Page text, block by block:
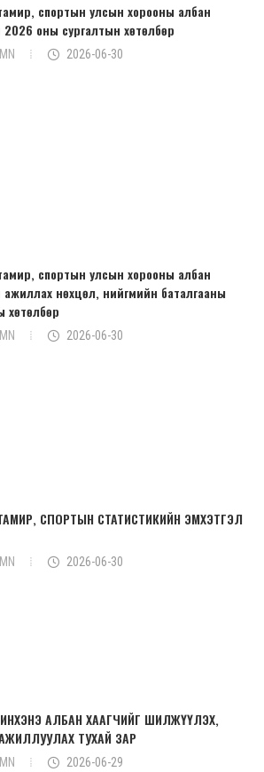
спортын улсын хорооны албан
2026 оны сургалтын хөтөлбөр
2026-06-30
спортын улсын хорооны албан
ажиллах нөхцөл, нийгмийн баталгааны
хөтөлбөр
2026-06-30
СПОРТЫН СТАТИСТИКИЙН ЭМХЭТГЭЛ
2026-06-30
АЛБАН ХААГЧИЙГ ШИЛЖҮҮЛЭХ,
ТУХАЙ ЗАР
2026-06-29